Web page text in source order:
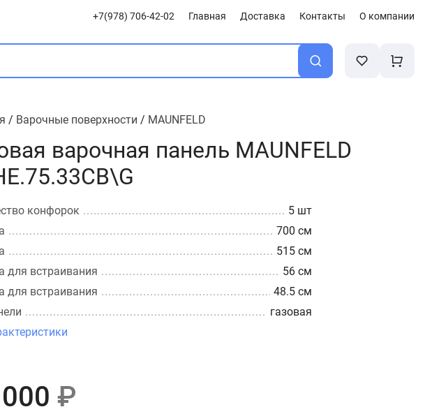
+7(978) 706-42-02 Главная Доставка Контакты О компании
/ Варочные поверхности / MAUNFELD
варочная панель MAUNFELD
конфорок
5 шт
700 см
515 см
для встраивания
56 см
для встраивания
48.5 см
газовая
₽